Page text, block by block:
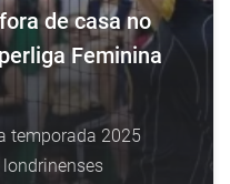
de casa no
Feminina
temporada 2025